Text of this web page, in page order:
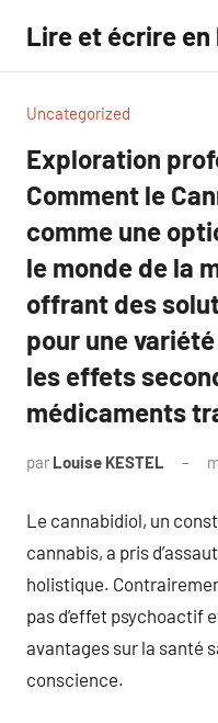
contenu
Lire et écrire en
Uncategorized
Exploration
Comment le
comme une
le monde de la
offrant des
pour une
les effets
médicaments
par Louise KESTEL
Le cannabidiol, un
cannabis, a pris
holistique.
pas d’effet psychoactif
avantages sur la santé
conscience.